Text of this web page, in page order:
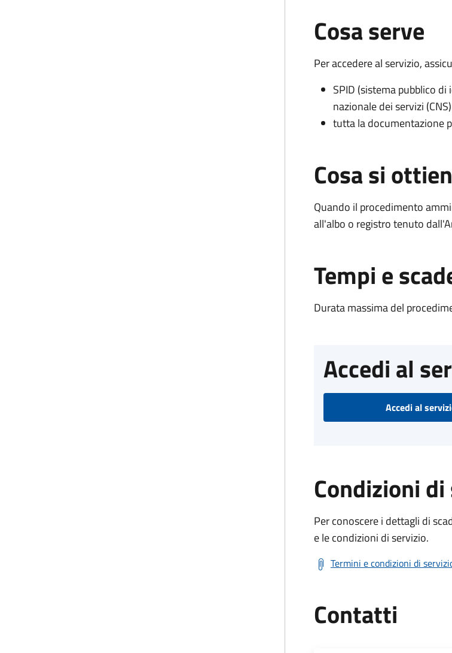
Cosa serve
Per accedere al servizio,
SPID (sistema pubblico
nazionale dei servizi (CNS)
tutta la documentazione
Cosa si
Quando il procedimento
all'albo o registro tenuto
Tempi e
Durata massima del
Accedi al
Accedi al
Condizioni
Per conoscere i dettagli di
e le condizioni di servizio.
Termini e condizioni di
Contatti